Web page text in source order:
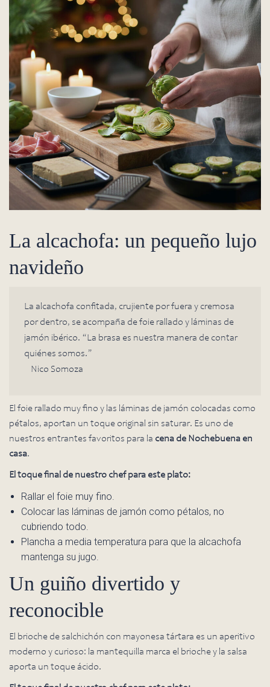
La alcachofa: un pequeño lujo
navideño
La alcachofa confitada, crujiente por fuera y cremosa
por dentro, se acompaña de foie rallado y láminas de
jamón ibérico. “La brasa es nuestra manera de contar
quiénes somos.”
– Nico Somoza
El foie rallado muy fino y las láminas de jamón colocadas como
pétalos, aportan un toque original sin saturar. Es uno de
nuestros entrantes favoritos para la cena de Nochebuena en
casa.
El toque final de nuestro chef para este plato:
Rallar el foie muy fino.
Colocar las láminas de jamón como pétalos, no
cubriendo todo.
Plancha a media temperatura para que la alcachofa
mantenga su jugo.
Un guiño divertido y
reconocible
El brioche de salchichón con mayonesa tártara es un aperitivo
moderno y curioso: la mantequilla marca el brioche y la salsa
aporta un toque ácido.